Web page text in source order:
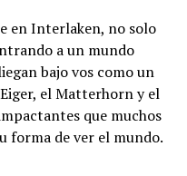
en Interlaken, no solo
a un mundo
bajo vos como un
el Matterhorn y el
que muchos
forma de ver el mundo.